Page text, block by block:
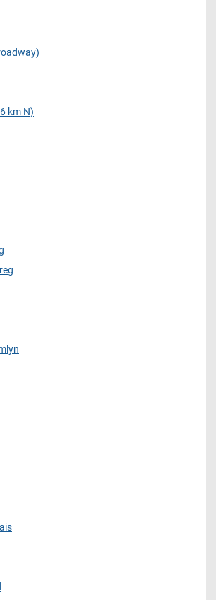
km N)